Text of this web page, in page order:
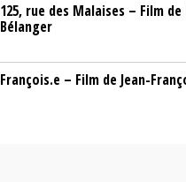
125, rue des Malaises – Film de
Bélanger
François.e – Film de Jean-